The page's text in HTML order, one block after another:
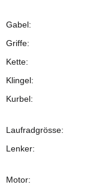
Gabel:
Griffe:
Kette:
Klingel:
Kurbel:
Laufradgrösse:
Lenker:
Motor: